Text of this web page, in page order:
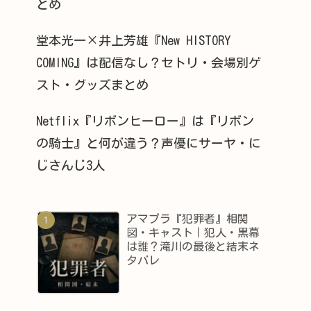
とめ
堂本光一×井上芳雄『New HISTORY
COMING』は配信なし？セトリ・会場別ゲ
スト・グッズまとめ
Netflix『リボンヒーロー』は『リボン
の騎士』と何が違う？声優にサーヤ・に
じさんじ3人
アマプラ『犯罪者』相関
図・キャスト｜犯人・黒幕
は誰？滝川の最後と結末ネ
タバレ